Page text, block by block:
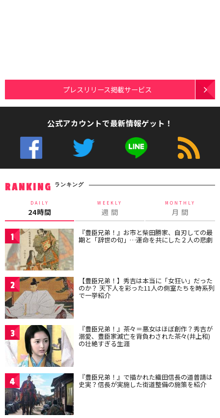
プレスリリース掲載サービス
公式アカウントで最新情報ゲット！
RANKING ランキング
DAILY
24時間
WEEKLY
週 間
MONTHLY
月 間
1 『豊臣兄弟！』お市と柴田勝家、自刃しての最
期と「辞世の句」…運命を共にした２人の悲劇
2 【豊臣兄弟！】秀吉は本当に「女狂い」だった
のか？ 天下人を彩った11人の側室たちを時系列
で一挙紹介
3 『豊臣兄弟！』茶々＝悪女はほぼ創作？秀吉が
溺愛、豊臣家滅亡を背負わされた茶々(井上和)
の壮絶すぎる生涯
4 『豊臣兄弟！』で描かれた織田信長の道普請は
史実？信長が実施した街道整備の施策を紹介